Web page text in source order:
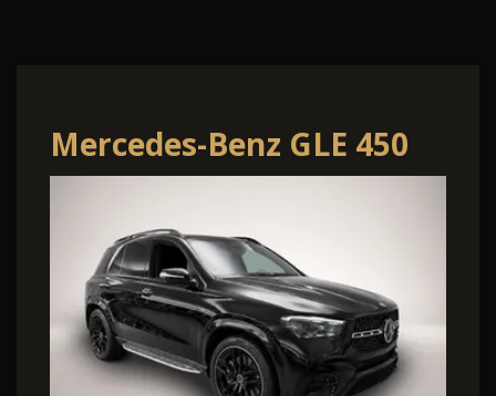
Mercedes-Benz GLE 450
AMG Prem.
Plus*7Sitze*VOLL*140TEUR
UPE*T